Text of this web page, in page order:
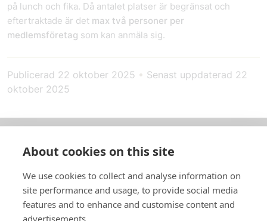
på lunch och fika. Då antalet platser är begränsat och
eftertraktade är det max två personer per
medlemsföretag som kan anmäla sig.
Publicerad 22 oktober 2025 • Senast uppdaterad 22
oktober 2025
In English
Standardavtal
About cookies on this site
We use cookies to collect and analyse information on
site performance and usage, to provide social media
features and to enhance and customise content and
advertisements.